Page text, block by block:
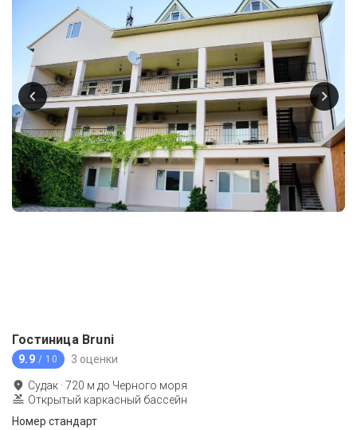
Гостиница Bruni
9.9 / 10 3 оценки
Судак ·720 м до Черного моря
Открытый каркасный бассейн
Номер стандарт